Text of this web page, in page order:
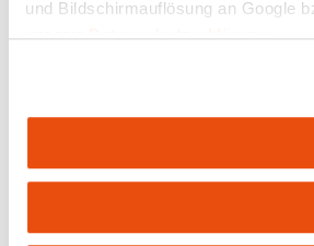
und Bildschirmauflösung an Google
unsererDatenschutzerklärung.